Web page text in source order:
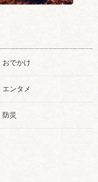
おでかけ
エンタメ
防災